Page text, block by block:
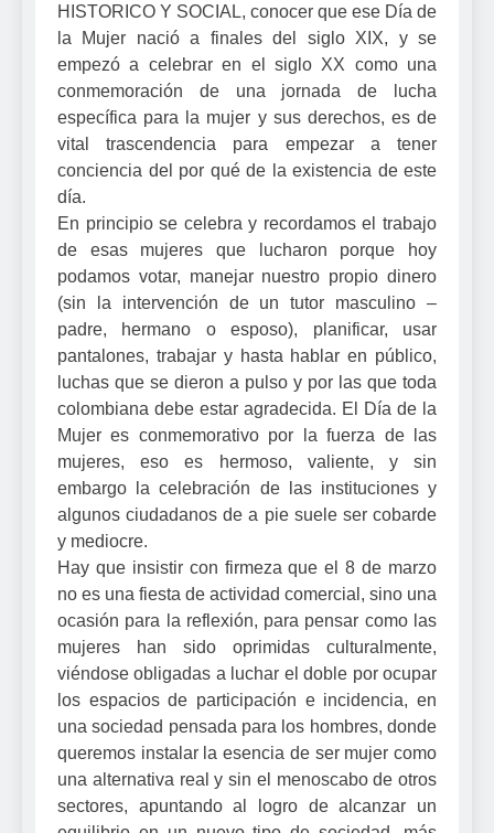
HISTORICO Y SOCIAL, conocer que ese Día de
la Mujer nació a finales del siglo XIX, y se
empezó a celebrar en el siglo XX como una
conmemoración de una jornada de lucha
específica para la mujer y sus derechos, es de
vital trascendencia para empezar a tener
conciencia del por qué de la existencia de este
día.
En principio se celebra y recordamos el trabajo
de esas mujeres que lucharon porque hoy
podamos votar, manejar nuestro propio dinero
(sin la intervención de un tutor masculino –
padre, hermano o esposo), planificar, usar
pantalones, trabajar y hasta hablar en público,
luchas que se dieron a pulso y por las que toda
colombiana debe estar agradecida. El Día de la
Mujer es conmemorativo por la fuerza de las
mujeres, eso es hermoso, valiente, y sin
embargo la celebración de las instituciones y
algunos ciudadanos de a pie suele ser cobarde
y mediocre.
Hay que insistir con firmeza que el 8 de marzo
no es una fiesta de actividad comercial, sino una
ocasión para la reflexión, para pensar como las
mujeres han sido oprimidas culturalmente,
viéndose obligadas a luchar el doble por ocupar
los espacios de participación e incidencia, en
una sociedad pensada para los hombres, donde
queremos instalar la esencia de ser mujer como
una alternativa real y sin el menoscabo de otros
sectores, apuntando al logro de alcanzar un